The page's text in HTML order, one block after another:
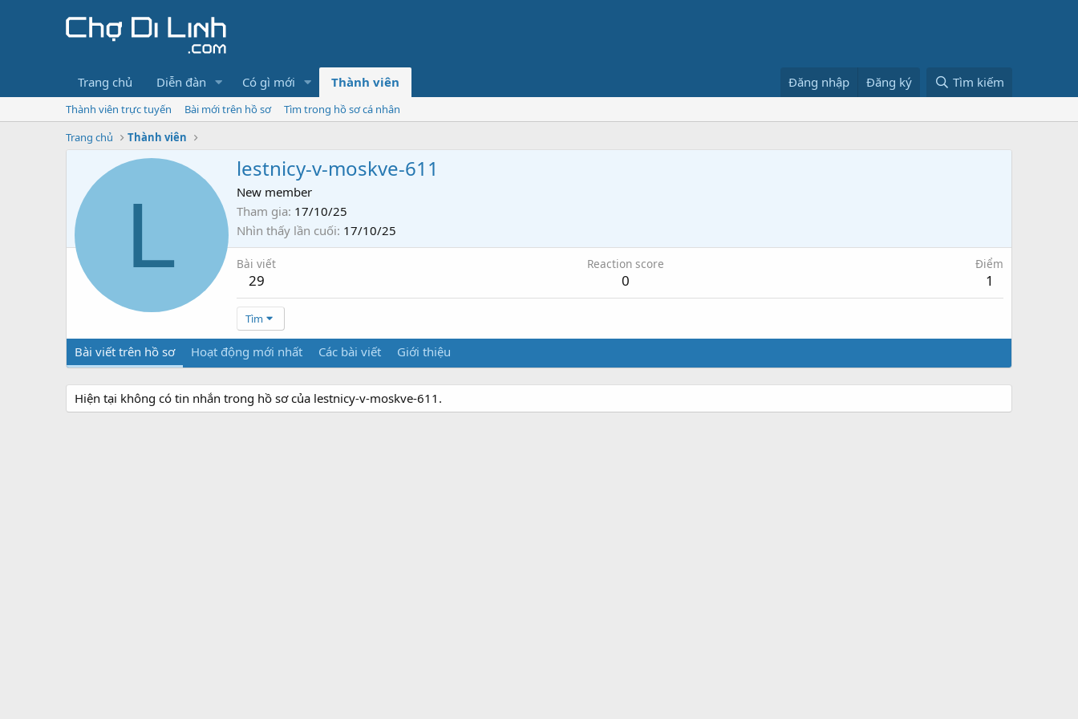
Trang chủ Diễn đàn Có gì mới Thành viên Đăng nhập Đăng ký Tìm kiếm
Thành viên trực tuyến Bài mới trên hồ sơ
Tìm trong hồ sơ cá nhân
Trang chủ
Thành viên
L
lestnicy-v-moskve-611
New member
Tham gia 17/10/25
Nhìn thấy lần cuối 17/10/25
Bài viết
29
Reaction score
0
Điểm
1
Tìm
Bài viết trên hồ sơ Hoạt động mới nhất Các bài viết Giới thiệu
Hiện tại không có tin nhắn trong hồ sơ của lestnicy-v-moskve-611.